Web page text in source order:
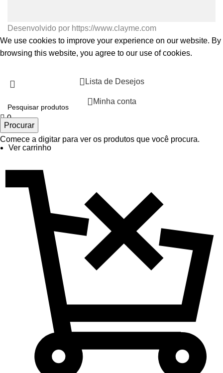
Desenvolvido por https://www.clayme.com
We use cookies to improve your experience on our website. By
browsing this website, you agree to our use of cookies.
Procurar
Comece a digitar para ver os produtos que você procura.
Lista de Desejos
Minha conta
0
0 itens
Ver carrinho